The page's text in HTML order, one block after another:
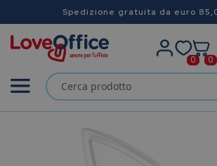
Spedizione gratuita da euro
0 0